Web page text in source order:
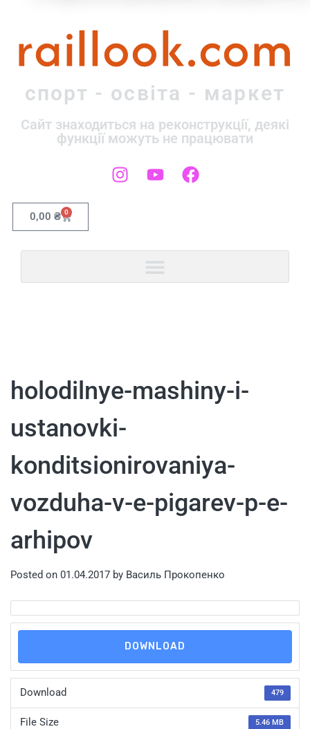
raillook.com
спорт - освіта - маркет
Сайт знаходиться на реконструкції, деякі
функції можуть не працювати
0,00 ₴ 0
holodilnye-mashiny-i-
ustanovki-
konditsionirovaniya-
vozduha-v-e-pigarev-p-e-
arhipov
Posted on 01.04.2017 by Василь Прокопенко
DOWNLOAD
Download 479
File Size 5.46 MB